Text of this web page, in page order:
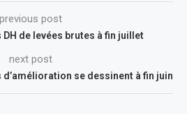
previous post
de levées brutes à fin juillet
next post
se dessinent à fin juin